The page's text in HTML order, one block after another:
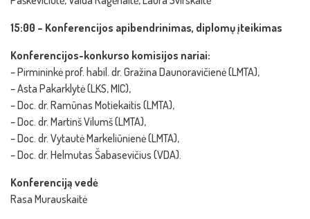
15:00 – Konferencijos apibendrinimas, diplomų įteikimas
Konferencijos-konkurso komisijos nariai:
– Pirmininkė prof. habil. dr. Gražina Daunoravičienė (LMTA),
– Asta Pakarklytė (LKS, MIC),
– Doc. dr. Ramūnas Motiekaitis (LMTA),
– Doc. dr. Martinš Vilumš (LMTA),
– Doc. dr. Vytautė Markeliūnienė (LMTA),
– Doc. dr. Helmutas Šabasevičius (VDA).
Konferenciją vedė
Rasa Murauskaitė